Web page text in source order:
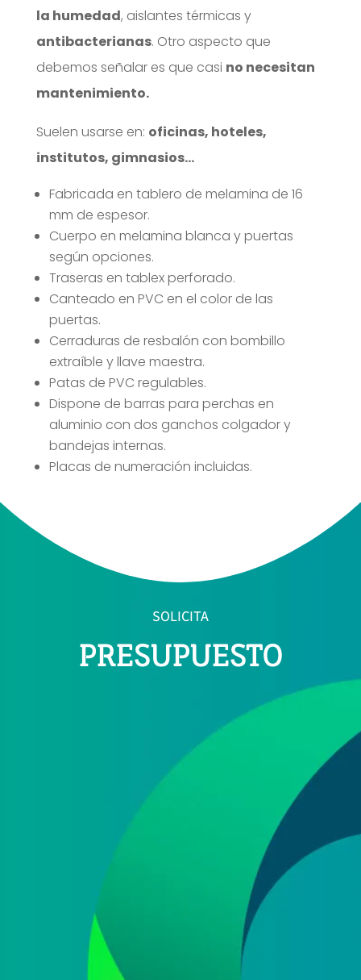
la humedad, aislantes térmicas y
antibacterianas. Otro aspecto que
debemos señalar es que casi no necesitan
mantenimiento.
Suelen usarse en: oficinas, hoteles,
institutos, gimnasios…
Fabricada en tablero de melamina de 16
mm de espesor.
Cuerpo en melamina blanca y puertas
según opciones.
Traseras en tablex perforado.
Canteado en PVC en el color de las
puertas.
Cerraduras de resbalón con bombillo
extraíble y llave maestra.
Patas de PVC regulables.
Dispone de barras para perchas en
aluminio con dos ganchos colgador y
bandejas internas.
Placas de numeración incluidas.
SOLICITA
PRESUPUESTO